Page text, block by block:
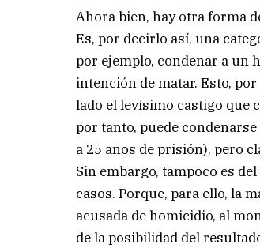
Ahora bien, hay otra forma
Es, por decirlo así, una
por ejemplo, condenar a un
intención de matar. Esto,
lado el levísimo castigo que
por tanto, puede
a 25 años de prisión), pero
Sin embargo, tampoco es
casos. Porque, para ello, la
acusada de homicidio, al
de la posibilidad del